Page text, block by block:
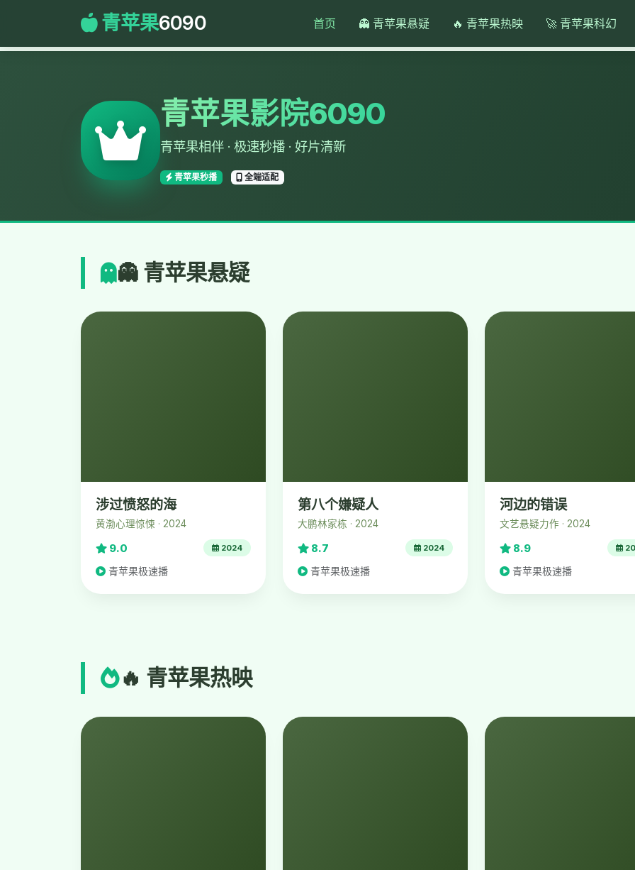
青苹果6090 首页 👻 青苹果悬疑 🔥 青苹果热映 🚀 青苹果科幻
青苹果影院6090
青苹果相伴 · 极速秒播 · 好片清新
青苹果秒播 全端适配
👻 青苹果悬疑
涉过愤怒的海
黄渤心理惊悚 · 2024
9.0 2024
青苹果极速播
第八个嫌疑人
大鹏林家栋 · 2024
8.7 2024
青苹果极速播
河边的错误
文艺悬疑力作 · 2024
8.9
青苹果极速播
🔥 青苹果热映